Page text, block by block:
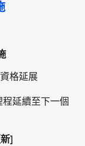
格延展
延續至下一個
]